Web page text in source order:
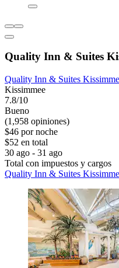
Quality Inn & Suites
Quality Inn & Suites
Kissimmee
7.8/10
Bueno
(1,958 opiniones)
$46 por noche
$52 en total
30 ago - 31 ago
Total con impuestos y cargos
Quality Inn & Suites